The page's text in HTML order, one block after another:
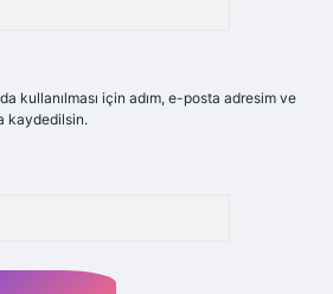
kullanılması için adım, e-posta adresim ve
kaydedilsin.